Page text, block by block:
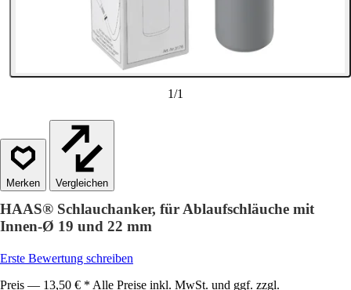
1/1
Vergleichen
HAAS® Schlauchanker, für Ablaufschläuche mit
Innen-Ø 19 und 22 mm
Erste Bewertung schreiben
Preis — 13,50 € * Alle Preise inkl. MwSt. und ggf. zzgl.